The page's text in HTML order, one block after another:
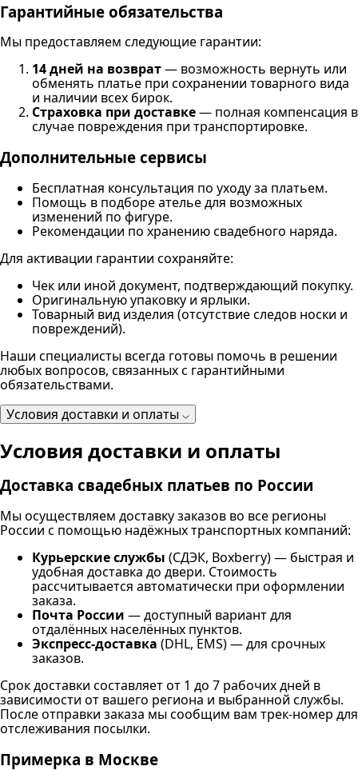
Гарантийные обязательства
Мы предоставляем следующие гарантии:
14 дней на возврат— возможность вернуть или
обменять платье при сохранении товарного вида
и наличии всех бирок.
Страховка при доставке— полная компенсация в
случае повреждения при транспортировке.
Дополнительные сервисы
Бесплатная консультация по уходу за платьем.
Помощь в подборе ателье для возможных
изменений по фигуре.
Рекомендации по хранению свадебного наряда.
Для активации гарантии сохраняйте:
Чек или иной документ, подтверждающий покупку.
Оригинальную упаковку и ярлыки.
Товарный вид изделия (отсутствие следов носки и
повреждений).
Наши специалисты всегда готовы помочь в решении
любых вопросов, связанных с гарантийными
обязательствами.
Условия доставки и оплаты
Условия доставки и оплаты
Доставка свадебных платьев по России
Мы осуществляем доставку заказов во все регионы
России с помощью надёжных транспортных компаний:
Курьерские службы (СДЭК, Boxberry) — быстрая и
удобная доставка до двери. Стоимость
рассчитывается автоматически при оформлении
заказа.
Почта России — доступный вариант для
отдалённых населённых пунктов.
Экспресс-доставка (DHL, EMS) — для срочных
заказов.
Срок доставки составляет от 1 до 7 рабочих дней в
зависимости от вашего региона и выбранной службы.
После отправки заказа мы сообщим вам трек-номер для
отслеживания посылки.
Примерка в Москве